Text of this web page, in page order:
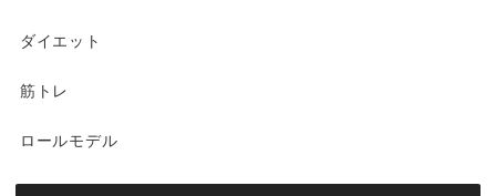
ダイエット
筋トレ
ロールモデル